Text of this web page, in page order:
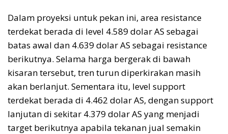
Dalam proyeksi untuk pekan ini, area resistance
terdekat berada di level 4.589 dolar AS sebagai
batas awal dan 4.639 dolar AS sebagai resistance
berikutnya. Selama harga bergerak di bawah
kisaran tersebut, tren turun diperkirakan masih
akan berlanjut. Sementara itu, level support
terdekat berada di 4.462 dolar AS, dengan support
lanjutan di sekitar 4.379 dolar AS yang menjadi
target berikutnya apabila tekanan jual semakin